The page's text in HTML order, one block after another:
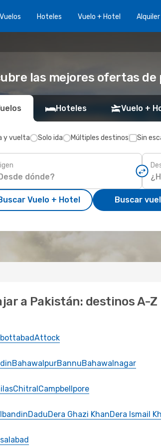
Vuelos Hoteles Vuelo + Hotel
las mejores ofertas de
Hoteles Vuelo +
y vuelta Solo ida Múltiples destinos Sin
Vuelo + Hotel Buscar
a Pakistán: destinos A-Z
Attock
BahawalpurBannuBahawalnagar
ChitralCampbellpore
DaduDera Ghazi KhanDera Ismail